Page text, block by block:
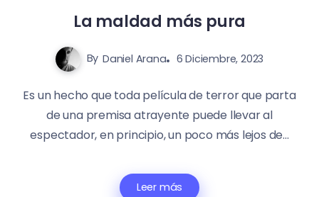
La maldad más pura
By Daniel Arana 6 Diciembre, 2023
Es un hecho que toda película de terror que parta
de una premisa atrayente puede llevar al
espectador, en principio, un poco más lejos de...
Leer más